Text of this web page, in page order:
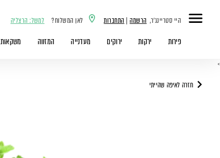
היי סטריינג'ר, הרשמה| התחברות לאן המשלוח? למשל: הרצליה
פירות ירקות ירוקים מעדנייה המזווה משקאות
>
חזרה לאיפה שהייתי